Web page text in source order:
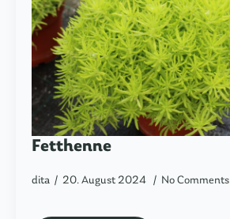
Fetthenne
dita 20. August 2024 No Comments